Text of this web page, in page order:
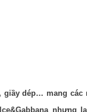
giầy dép… mang các
nhưng